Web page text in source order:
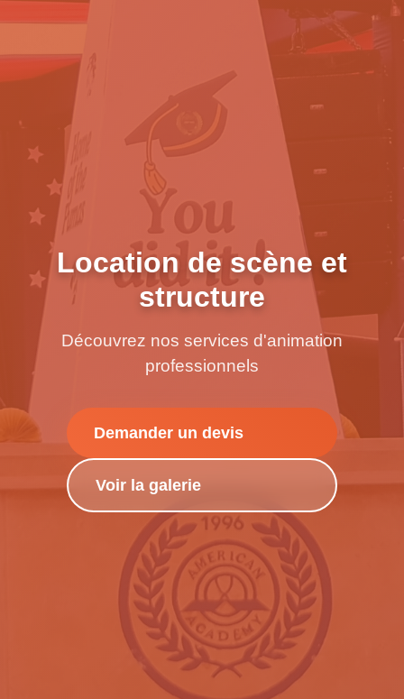
Location de scène et
structure
Découvrez nos services d'animation
professionnels
Demander un devis
Voir la galerie